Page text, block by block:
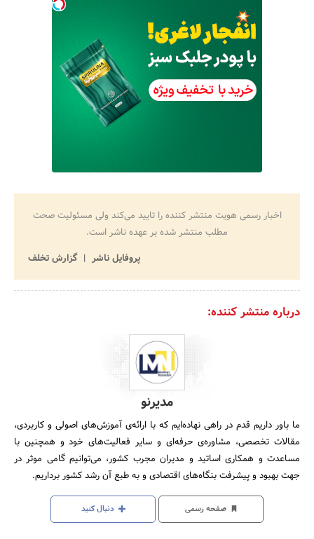
اخبار رسمی هویت منتشر کننده را تایید می‌کند ولی مسئولیت صحت
مطلب منتشر شده بر عهده ناشر است.
پروفایل ناشر
گزارش تخلف
درباره منتشر کننده:
مدیرنو
ما باور داریم قدم در راهی نهاده‌ایم که با ارائه‌ی آموزش‌های اصولی و کاربردی،
مقالات تخصصی، مشاوره‌ی حرفه‌ای و سایر فعالیت‌های خود و همچنین با
مساعدت و همکاری اساتید و مدیران مجرب کشور، می‌توانیم گامی موثر در
جهت بهبود و پیشرفت بنگاه‌های اقتصادی و به طبع آن رشد کشور برداریم.
صفحه رسمی دنبال کنید